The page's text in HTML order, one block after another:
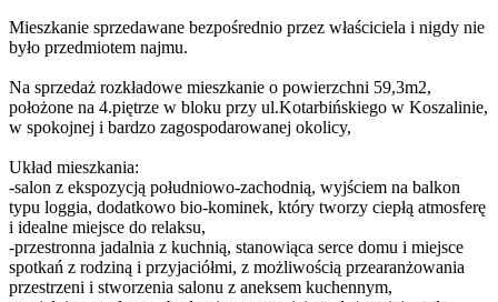
Mieszkanie sprzedawane bezpośrednio przez właściciela i nigdy nie
było przedmiotem najmu.
Na sprzedaż rozkładowe mieszkanie o powierzchni 59,3m2,
położone na 4.piętrze w bloku przy ul.Kotarbińskiego w Koszalinie,
w spokojnej i bardzo zagospodarowanej okolicy,
Układ mieszkania:
-salon z ekspozycją południowo-zachodnią, wyjściem na balkon
typu loggia, dodatkowo bio-kominek, który tworzy ciepłą atmosferę
i idealne miejsce do relaksu,
-przestronna jadalnia z kuchnią, stanowiąca serce domu i miejsce
spotkań z rodziną i przyjaciółmi, z możliwością przearanżowania
przestrzeni i stworzenia salonu z aneksem kuchennym,